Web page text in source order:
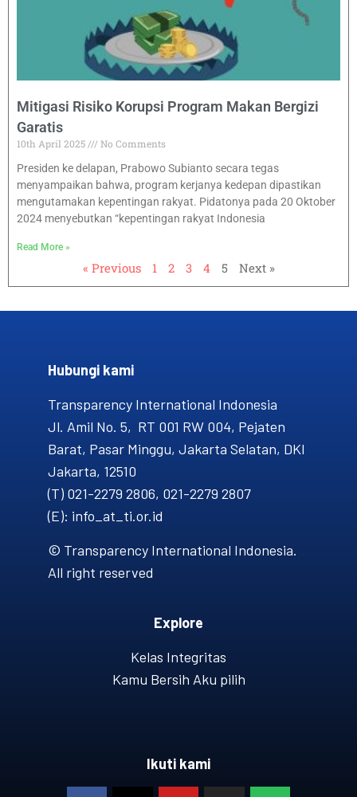
Mitigasi Risiko Korupsi Program Makan Bergizi
Garatis
10th April 2025
No Comments
Presiden ke delapan, Prabowo Subianto secara tegas
menyampaikan bahwa, program kerjanya kedepan dipastikan
mengutamakan kepentingan rakyat. Pidatonya pada 20 Oktober
2024 menyebutkan “kepentingan rakyat Indonesia
Read More »
« Previous 1 2 3 4 5 Next »
Hubungi kami​
Transparency International Indonesia
Jl. Amil No. 5, RT 001 RW 004, Pejaten
Barat, Pasar Minggu, Jakarta Selatan, DKI
Jakarta, 12510
(T) 021-2279 2806, 021-2279 2807
(E): info_at_ti.or.id
© Transparency International Indonesia.
All right reserved
Explore
Kelas Integritas
Kamu Bersih Aku pilih
Ikuti kami